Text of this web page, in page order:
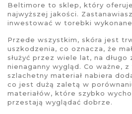
Beltimore to sklep, który
najwyższej jakości.
inwestować w torebki
Przede wszystkim, skóra jest
uszkodzenia, co oznacza, że
służyć przez wiele lat, na długo
nienaganny wygląd. Co ważne,
szlachetny materiał nabiera
co jest dużą zaletą w
materiałów, które szybko
przestają wyglądać dobrze.